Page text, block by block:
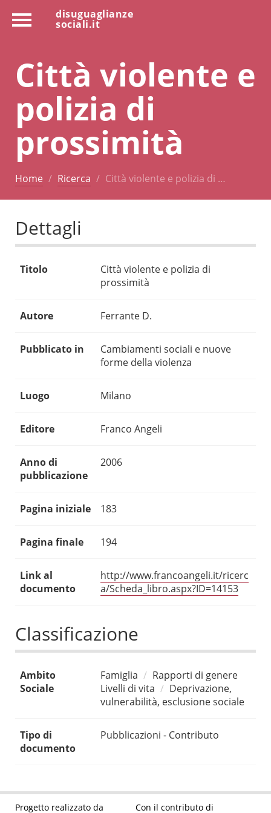
disuguaglianze
sociali.it
Città violente e
polizia di
prossimità
Home Ricerca Città violente e polizia di …
Dettagli
Titolo
Città violente e polizia di
prossimità
Autore Ferrante D.
Pubblicato in
Cambiamenti sociali e nuove
forme della violenza
Luogo Milano
Editore Franco Angeli
Anno di
pubblicazione
2006
Pagina iniziale 183
Pagina finale 194
Link al
documento
http://www.francoangeli.it/ricerc
a/Scheda_libro.aspx?ID=14153
Classificazione
Ambito
Sociale
Famiglia
Rapporti di genere
Livelli di vita
Deprivazione,
vulnerabilità, esclusione sociale
Tipo di
documento
Pubblicazioni - Contributo
Progetto realizzato da Con il contributo di